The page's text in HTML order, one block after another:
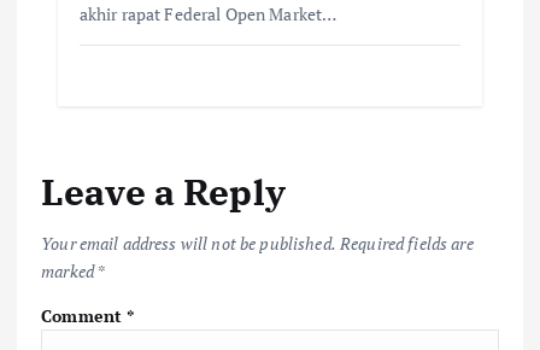
akhir rapat Federal Open Market…
Leave a Reply
Your email address will not be published. Required fields are
marked*
Comment*